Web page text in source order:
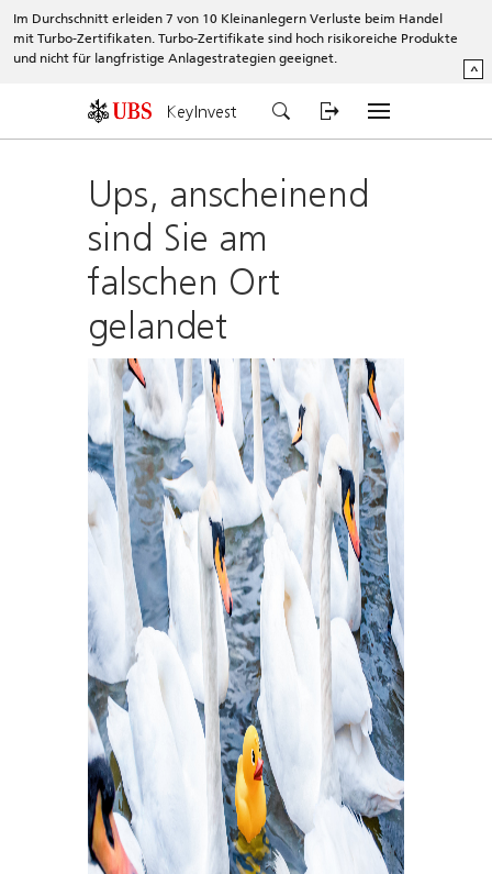
Im Durchschnitt erleiden 7 von 10 Kleinanlegern Verluste beim Handel
mit Turbo-Zertifikaten. Turbo-Zertifikate sind hoch risikoreiche Produkte
und nicht für langfristige Anlagestrategien geeignet.
^
KeyInvest
Ups, anscheinend
sind Sie am
falschen Ort
gelandet